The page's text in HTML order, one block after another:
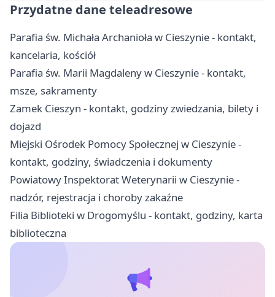
Przydatne dane teleadresowe
Parafia św. Michała Archanioła w Cieszynie - kontakt,
kancelaria, kościół
Parafia św. Marii Magdaleny w Cieszynie - kontakt,
msze, sakramenty
Zamek Cieszyn - kontakt, godziny zwiedzania, bilety i
dojazd
Miejski Ośrodek Pomocy Społecznej w Cieszynie -
kontakt, godziny, świadczenia i dokumenty
Powiatowy Inspektorat Weterynarii w Cieszynie -
nadzór, rejestracja i choroby zakaźne
Filia Biblioteki w Drogomyślu - kontakt, godziny, karta
biblioteczna